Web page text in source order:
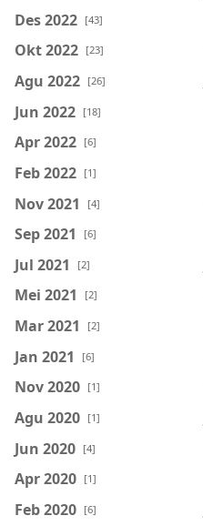
Des 2022 [43]
Okt 2022 [23]
Agu 2022 [26]
Jun 2022 [18]
Apr 2022 [6]
Feb 2022 [1]
Nov 2021 [4]
Sep 2021 [6]
Jul 2021 [2]
Mei 2021 [2]
Mar 2021 [2]
Jan 2021 [6]
Nov 2020 [1]
Agu 2020 [1]
Jun 2020 [4]
Apr 2020 [1]
Feb 2020 [6]